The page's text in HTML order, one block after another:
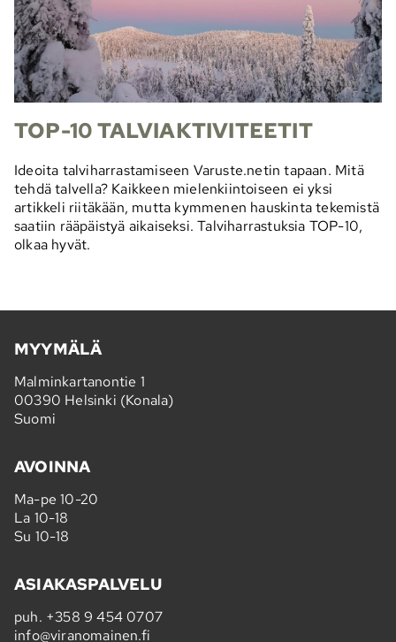
TOP-10 TALVIAKTIVITEETIT
Ideoita talviharrastamiseen Varuste.netin tapaan. Mitä
tehdä talvella? Kaikkeen mielenkiintoiseen ei yksi
artikkeli riitäkään, mutta kymmenen hauskinta tekemistä
saatiin rääpäistyä aikaiseksi. Talviharrastuksia TOP-10,
olkaa hyvät.
MYYMÄLÄ
Malminkartanontie 1
00390 Helsinki (Konala)
Suomi
AVOINNA
Ma-pe 10-20
La 10-18
Su 10-18
ASIAKASPALVELU
puh. +358 9 454 0707
info@viranomainen.fi